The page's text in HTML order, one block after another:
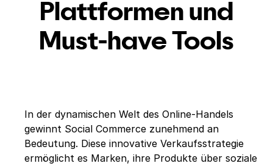
Plattformen und
Must-have Tools
In der dynamischen Welt des Online-Handels
gewinnt Social Commerce zunehmend an
Bedeutung. Diese innovative Verkaufsstrategie
ermöglicht es Marken, ihre Produkte über soziale